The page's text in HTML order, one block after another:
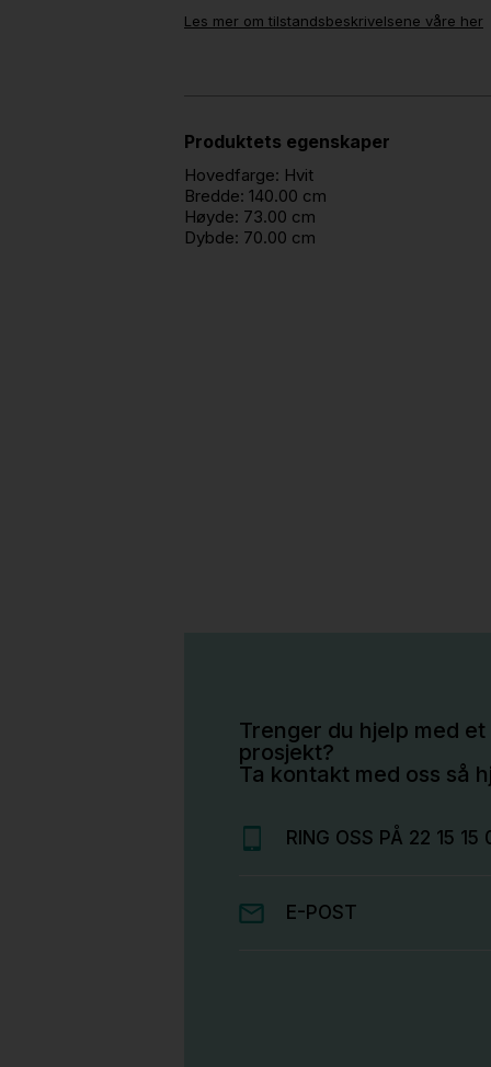
Les mer om tilstandsbeskrivelsene våre her
Produktets egenskaper
Hovedfarge: Hvit
Bredde: 140.00 cm
Høyde: 73.00 cm
Dybde: 70.00 cm
Trenger du hjelp med
prosjekt?
Ta kontakt med oss så
RING OSS PÅ 22 15 15
E-POST